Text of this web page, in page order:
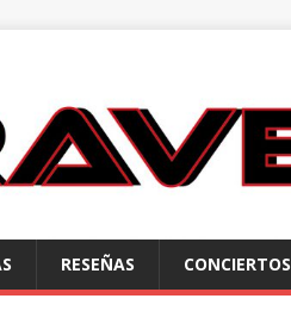
RESEÑAS CONCIERTOS